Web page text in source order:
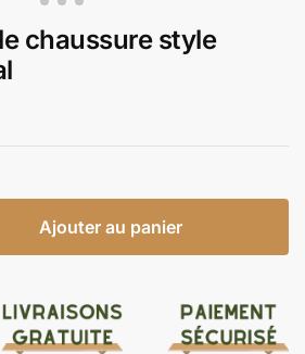
chaussure style
Ajouter au panier